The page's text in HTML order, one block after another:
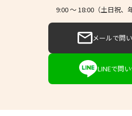
9:00 〜 18:00（土日祝、
メールで問
LINEで問